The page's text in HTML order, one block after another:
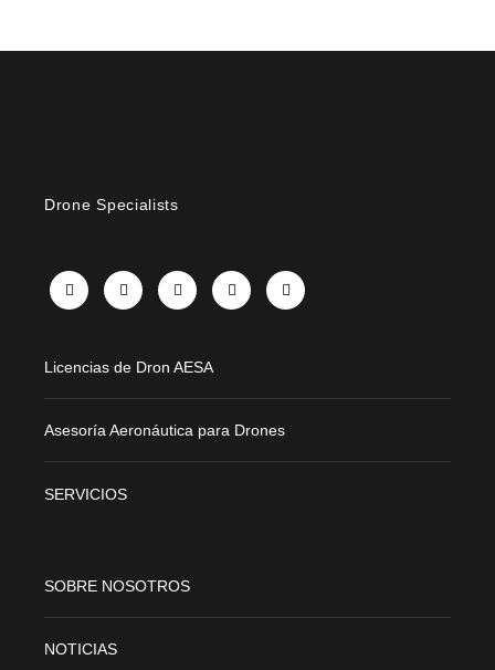
Drone Specialists
FacebookInstagramLinkedIn YouTube
Licencias de Dron AESA
Asesoría Aeronáutica para Drones
SERVICIOS
SOBRE NOSOTROS
NOTICIAS